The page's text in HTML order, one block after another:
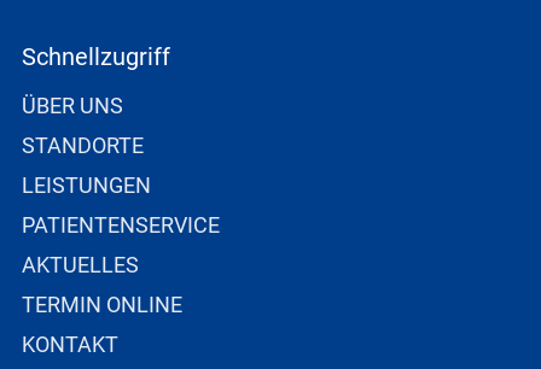
Schnellzugriff
ÜBER UNS
STANDORTE
LEISTUNGEN
PATIENTENSERVICE
AKTUELLES
TERMIN ONLINE
KONTAKT